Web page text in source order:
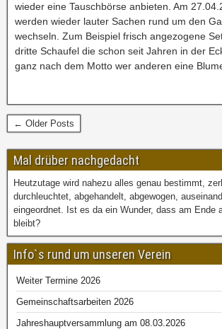
wieder eine Tauschbörse anbieten. Am
werden wieder lauter Sachen rund um den
wechseln. Zum Beispiel frisch angezogene
dritte Schaufel die schon seit Jahren in der
ganz nach dem Motto wer anderen eine
← Older Posts
Mal drüber nachgedacht
Heutzutage wird nahezu alles genau bestimmt,
durchleuchtet, abgehandelt, abgewogen,
eingeordnet. Ist es da ein Wunder, dass am Ende
bleibt?
Info`s rund um unseren Verein
Weiter Termine 2026
Gemeinschaftsarbeiten 2026
Jahreshauptversammlung am 08.03.2026